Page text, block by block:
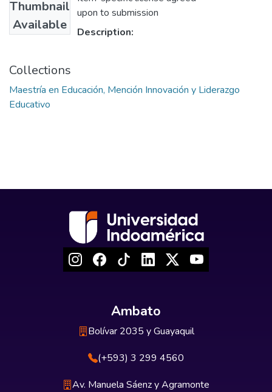
Thumbnail
Available
upon to submission
Description:
Collections
Maestría en Educación, Mención Innovación y Liderazgo
Educativo
Ambato
Bolívar 2035 y Guayaquil
(+593) 3 299 4560
Av. Manuela Sáenz y Agramonte